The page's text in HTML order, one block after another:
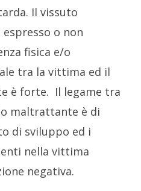
Il vissuto
o non
fisica e/o
tra la vittima ed il
è forte. Il legame tra
maltrattante è di
di sviluppo ed i
nella vittima
negativa.